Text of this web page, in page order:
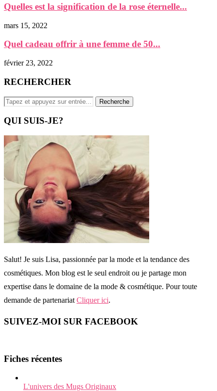
Quelles est la signification de la rose éternelle...
mars 15, 2022
Quel cadeau offrir à une femme de 50...
février 23, 2022
RECHERCHER
QUI SUIS-JE?
Salut! Je suis Lisa, passionnée par la mode et la tendance des
cosmétiques. Mon blog est le seul endroit ou je partage mon
expertise dans le domaine de la mode & cosmétique. Pour toute
demande de partenariat Cliquer ici.
SUIVEZ-MOI SUR FACEBOOK
Fiches récentes
L'univers des Mugs Originaux